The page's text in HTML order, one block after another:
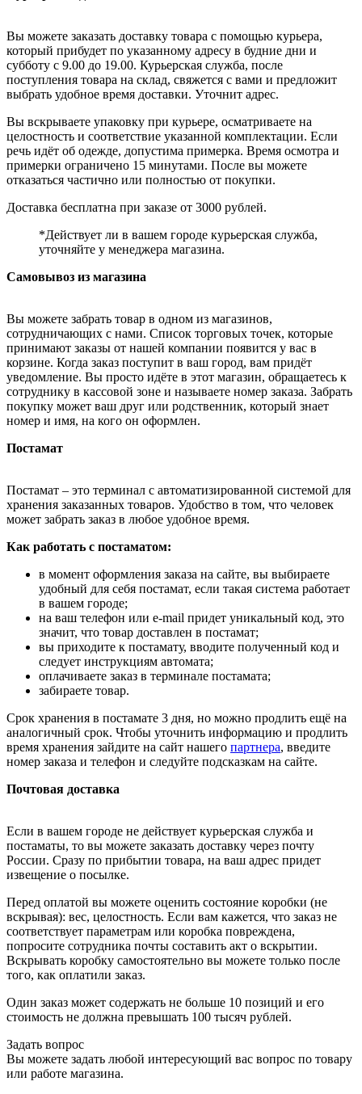
Вы можете заказать доставку товара с помощью курьера,
который прибудет по указанному адресу в будние дни и
субботу с 9.00 до 19.00. Курьерская служба, после
поступления товара на склад, свяжется с вами и предложит
выбрать удобное время доставки. Уточнит адрес.
Вы вскрываете упаковку при курьере, осматриваете на
целостность и соответствие указанной комплектации. Если
речь идёт об одежде, допустима примерка. Время осмотра и
примерки ограничено 15 минутами. После вы можете
отказаться частично или полностью от покупки.
Доставка бесплатна при заказе от 3000 рублей.
*Действует ли в вашем городе курьерская служба,
уточняйте у менеджера магазина.
Самовывоз из магазина
Вы можете забрать товар в одном из магазинов,
сотрудничающих с нами. Список торговых точек, которые
принимают заказы от нашей компании появится у вас в
корзине. Когда заказ поступит в ваш город, вам придёт
уведомление. Вы просто идёте в этот магазин, обращаетесь к
сотруднику в кассовой зоне и называете номер заказа. Забрать
покупку может ваш друг или родственник, который знает
номер и имя, на кого он оформлен.
Постамат
Постамат – это терминал с автоматизированной системой для
хранения заказанных товаров. Удобство в том, что человек
может забрать заказ в любое удобное время.
Как работать с постаматом:
в момент оформления заказа на сайте, вы выбираете
удобный для себя постамат, если такая система работает
в вашем городе;
на ваш телефон или e-mail придет уникальный код, это
значит, что товар доставлен в постамат;
вы приходите к постамату, вводите полученный код и
следует инструкциям автомата;
оплачиваете заказ в терминале постамата;
забираете товар.
Срок хранения в постамате 3 дня, но можно продлить ещё на
аналогичный срок. Чтобы уточнить информацию и продлить
время хранения зайдите на сайт нашего партнера, введите
номер заказа и телефон и следуйте подсказкам на сайте.
Почтовая доставка
Если в вашем городе не действует курьерская служба и
постаматы, то вы можете заказать доставку через почту
России. Сразу по прибытии товара, на ваш адрес придет
извещение о посылке.
Перед оплатой вы можете оценить состояние коробки (не
вскрывая): вес, целостность. Если вам кажется, что заказ не
соответствует параметрам или коробка повреждена,
попросите сотрудника почты составить акт о вскрытии.
Вскрывать коробку самостоятельно вы можете только после
того, как оплатили заказ.
Один заказ может содержать не больше 10 позиций и его
стоимость не должна превышать 100 тысяч рублей.
Задать вопрос
Вы можете задать любой интересующий вас вопрос по товару
или работе магазина.